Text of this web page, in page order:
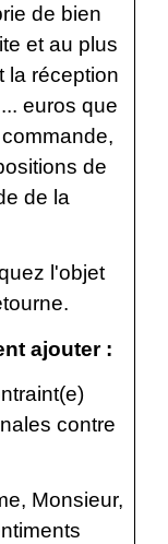
de bien
et au plus
la réception
euros que
de
de la
l'objet
ajouter :
contre
Monsieur,